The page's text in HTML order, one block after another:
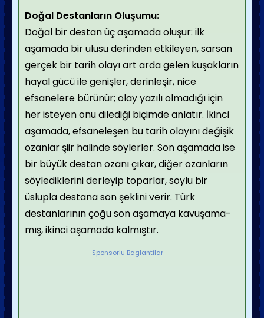
Doğal Destanların Oluşumu:
Doğal bir destan üç aşamada oluşur: ilk
aşamada bir ulusu derinden etkileyen, sarsan
gerçek bir tarih olayı art arda gelen kuşakların
ha­yal gücü ile genişler, derinleşir, nice
efsanelere bürünür; olay yazılı olmadığı için
her isteyen onu dilediği biçimde anlatır. İkinci
aşamada, efsaneleşen bu tarih olayını değişik
ozanlar şiir halinde söylerler. Son aşamada ise
bir büyük destan oza­nı çıkar, diğer ozanların
söylediklerini derleyip to­parlar, soylu bir
üslupla destana son şeklini verir. Türk
destanlarının çoğu son aşamaya kavuşama­
mış, ikinci aşamada kalmıştır.
Sponsorlu Baglantilar